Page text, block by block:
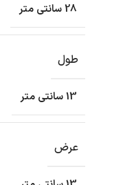
28 سانتی متر
طول
13 سانتی متر
عرض